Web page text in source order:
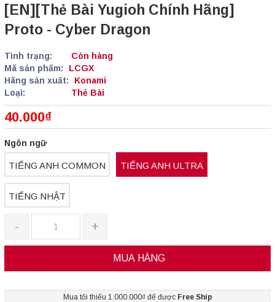
[EN][Thẻ Bài Yugioh Chính Hãng]
Proto - Cyber Dragon
Tình trạng:
Còn hàng
Mã sản phẩm:
LCGX
Hãng sản xuất:
Konami
Loại:
Thẻ Bài
40.000₫
Ngôn ngữ
TIẾNG ANH COMMON TIẾNG ANH ULTRA
TIẾNG NHẬT
- +
MUA HÀNG
Mua tối thiểu 1.000.000₫ để được Free Ship